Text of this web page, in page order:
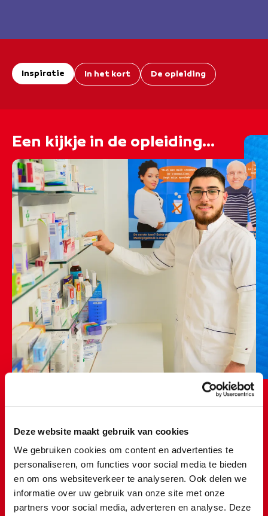
Deze website maakt gebruik van cookies
We gebruiken cookies om content en advertenties te
personaliseren, om functies voor social media te bieden
en om ons websiteverkeer te analyseren. Ook delen we
informatie over uw gebruik van onze site met onze
partners voor social media, adverteren en analyse. Deze
Inspiratie In het kort De opleiding
Een kijkje in de opleiding...
Ik heb eindelijk 2 spuiten klaar
gemaakt!